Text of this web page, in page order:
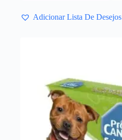
Adicionar Lista De Desejos